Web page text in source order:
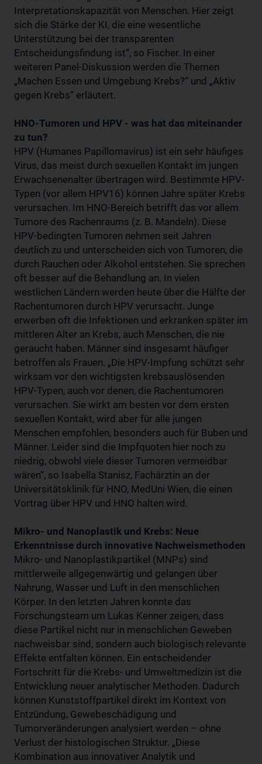
Interpretationskapazität von Menschen. Hier zeigt
sich die Stärke der KI, die eine wesentliche
Unterstützung bei der transparenten
Entscheidungsfindung ist“, so Fischer. In einer
weiteren Panel-Diskussion werden die Themen
„Machen Essen und Umgebung Krebs?“ und „Aktiv
gegen Krebs“ erläutert.
HNO-Tumoren und HPV - was hat das miteinander
zu tun?
HPV (Humanes Papillomavirus) ist ein sehr häufiges
Virus, das meist durch sexuellen Kontakt im jungen
Erwachsenenalter übertragen wird. Bestimmte HPV-
Typen (vor allem HPV16) können Jahre später Krebs
verursachen. Im HNO-Bereich betrifft das vor allem
Tumore des Rachenraums (z. B. Mandeln). Diese
HPV-bedingten Tumoren nehmen seit Jahren
deutlich zu und unterscheiden sich von Tumoren, die
durch Rauchen oder Alkohol entstehen. Sie sprechen
oft besser auf die Behandlung an. In vielen
westlichen Ländern werden heute über die Hälfte der
Rachentumoren durch HPV verursacht. Junge
erwerben oft die Infektionen und erkranken später im
mittleren Alter an Krebs, auch Menschen, die nie
geraucht haben. Männer sind insgesamt häufiger
betroffen als Frauen. „Die HPV-Impfung schützt sehr
wirksam vor den wichtigsten krebsauslösenden
HPV-Typen, auch vor denen, die Rachentumoren
verursachen. Sie wirkt am besten vor dem ersten
sexuellen Kontakt, wird aber für alle jungen
Menschen empfohlen, besonders auch für Buben und
Männer. Leider sind die Impfquoten hier noch zu
niedrig, obwohl viele dieser Tumoren vermeidbar
wären“, so Isabella Stanisz, Fachärztin an der
Universitätsklinik für HNO, MedUni Wien, die einen
Vortrag über HPV und HNO halten wird.
Mikro- und Nanoplastik und Krebs: Neue
Erkenntnisse durch innovative Nachweismethoden
Mikro- und Nanoplastikpartikel (MNPs) sind
mittlerweile allgegenwärtig und gelangen über
Nahrung, Wasser und Luft in den menschlichen
Körper. In den letzten Jahren konnte das
Forschungsteam um Lukas Kenner zeigen, dass
diese Partikel nicht nur in menschlichen Geweben
nachweisbar sind, sondern auch biologisch relevante
Effekte entfalten können. Ein entscheidender
Fortschritt für die Krebs- und Umweltmedizin ist die
Entwicklung neuer analytischer Methoden. Dadurch
können Kunststoffpartikel direkt im Kontext von
Entzündung, Gewebeschädigung und
Tumorveränderungen analysiert werden – ohne
Verlust der histologischen Struktur. „Diese
Kombination aus innovativer Analytik und